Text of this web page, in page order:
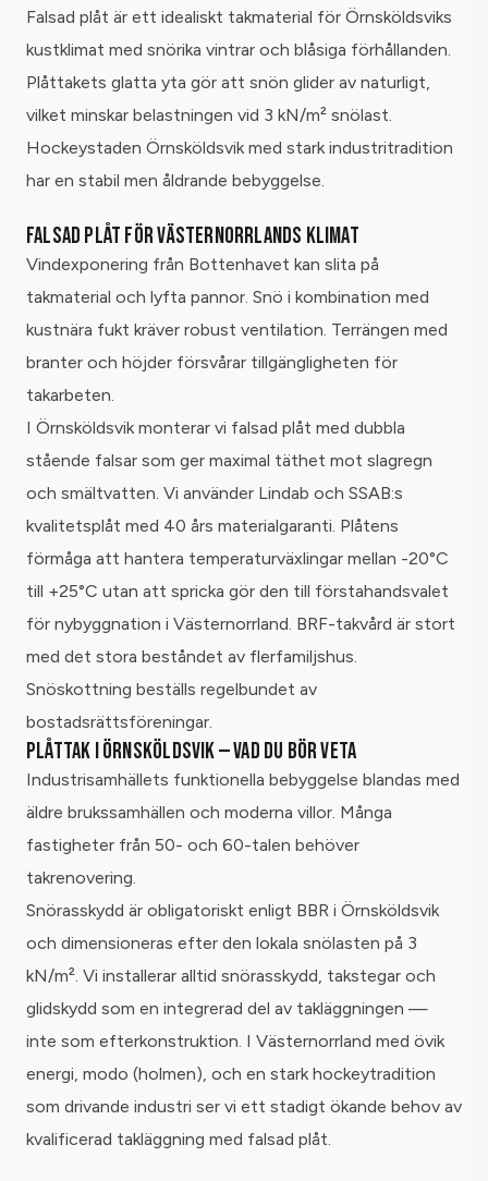
Falsad plåt är ett idealiskt takmaterial för Örnsköldsviks
kustklimat med snörika vintrar och blåsiga förhållanden.
Plåttakets glatta yta gör att snön glider av naturligt,
vilket minskar belastningen vid 3 kN/m² snölast.
Hockeystaden Örnsköldsvik med stark industritradition
har en stabil men åldrande bebyggelse.
FALSAD PLÅT FÖR VÄSTERNORRLANDS KLIMAT
Vindexponering från Bottenhavet kan slita på
takmaterial och lyfta pannor. Snö i kombination med
kustnära fukt kräver robust ventilation. Terrängen med
branter och höjder försvårar tillgängligheten för
takarbeten.
I Örnsköldsvik monterar vi falsad plåt med dubbla
stående falsar som ger maximal täthet mot slagregn
och smältvatten. Vi använder Lindab och SSAB:s
kvalitetsplåt med 40 års materialgaranti. Plåtens
förmåga att hantera temperaturväxlingar mellan -20°C
till +25°C utan att spricka gör den till förstahandsvalet
för nybyggnation i Västernorrland. BRF-takvård är stort
med det stora beståndet av flerfamiljshus.
Snöskottning beställs regelbundet av
bostadsrättsföreningar.
PLÅTTAK I ÖRNSKÖLDSVIK — VAD DU BÖR VETA
Industrisamhällets funktionella bebyggelse blandas med
äldre brukssamhällen och moderna villor. Många
fastigheter från 50- och 60-talen behöver
takrenovering.
Snörasskydd är obligatoriskt enligt BBR i Örnsköldsvik
och dimensioneras efter den lokala snölasten på 3
kN/m². Vi installerar alltid snörasskydd, takstegar och
glidskydd som en integrerad del av takläggningen —
inte som efterkonstruktion. I Västernorrland med övik
energi, modo (holmen), och en stark hockeytradition
som drivande industri ser vi ett stadigt ökande behov av
kvalificerad takläggning med falsad plåt.